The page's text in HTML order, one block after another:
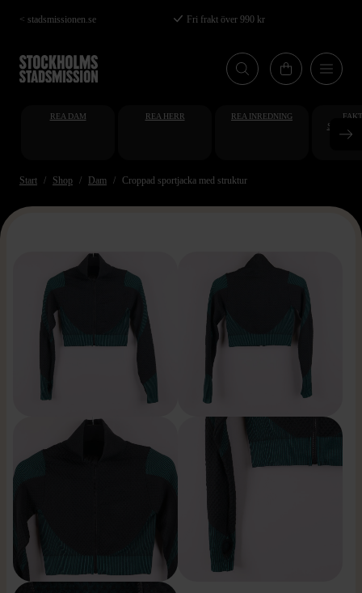
Hoppa
till
huvudinnehåll
< stadsmissionen.se Fri frakt över 990 kr
REA DAM REA HERR REA INREDNING
Start Shop Dam Croppad sportjacka med struktur